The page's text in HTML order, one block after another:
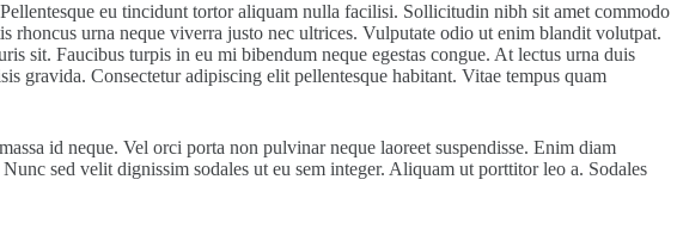
eu tincidunt tortor aliquam nulla facilisi. Sollicitudin nibh sit amet commodo
urna neque viverra justo nec ultrices. Vulputate odio ut enim blandit volutpat.
sit. Faucibus turpis in eu mi bibendum neque egestas congue. At lectus urna duis
gravida. Consectetur adipiscing elit pellentesque habitant. Vitae tempus quam
id neque. Vel orci porta non pulvinar neque laoreet suspendisse. Enim diam
sed velit dignissim sodales ut eu sem integer. Aliquam ut porttitor leo a. Sodales